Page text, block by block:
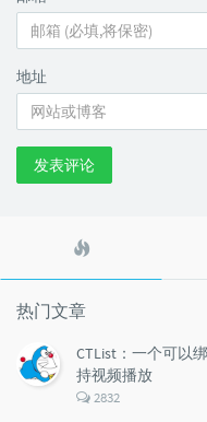
地址
发表评论
文
热门文章
CTList：一个可以
持视频播放
评
2832